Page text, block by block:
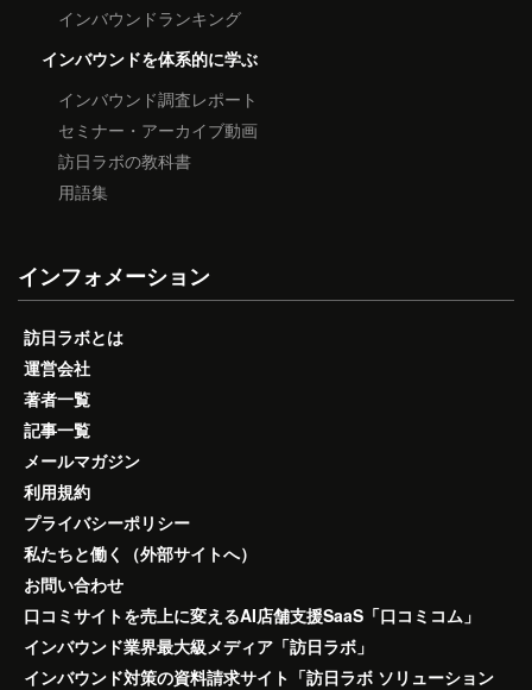
インバウンドランキング
インバウンドを体系的に学ぶ
インバウンド調査レポート
セミナー・アーカイブ動画
訪日ラボの教科書
用語集
インフォメーション
訪日ラボとは
運営会社
著者一覧
記事一覧
メールマガジン
利用規約
プライバシーポリシー
私たちと働く（外部サイトへ）
お問い合わせ
口コミサイトを売上に変えるAI店舗支援SaaS「口コミコム」
インバウンド業界最大級メディア「訪日ラボ」
インバウンド対策の資料請求サイト「訪日ラボ ソリューション